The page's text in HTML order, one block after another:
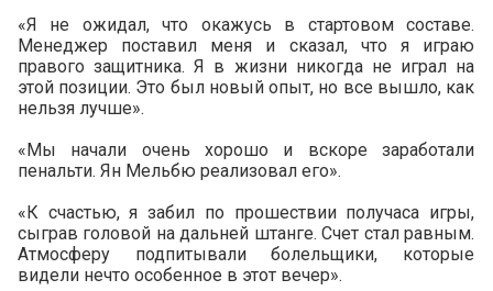
«Я не ожидал, что окажусь в стартовом составе.
Менеджер поставил меня и сказал, что я играю
правого защитника. Я в жизни никогда не играл на
этой позиции. Это был новый опыт, но все вышло, как
нельзя лучше».
«Мы начали очень хорошо и вскоре заработали
пенальти. Ян Мельбю реализовал его».
«К счастью, я забил по прошествии получаса игры,
сыграв головой на дальней штанге. Счет стал равным.
Атмосферу подпитывали болельщики, которые
видели нечто особенное в этот вечер».